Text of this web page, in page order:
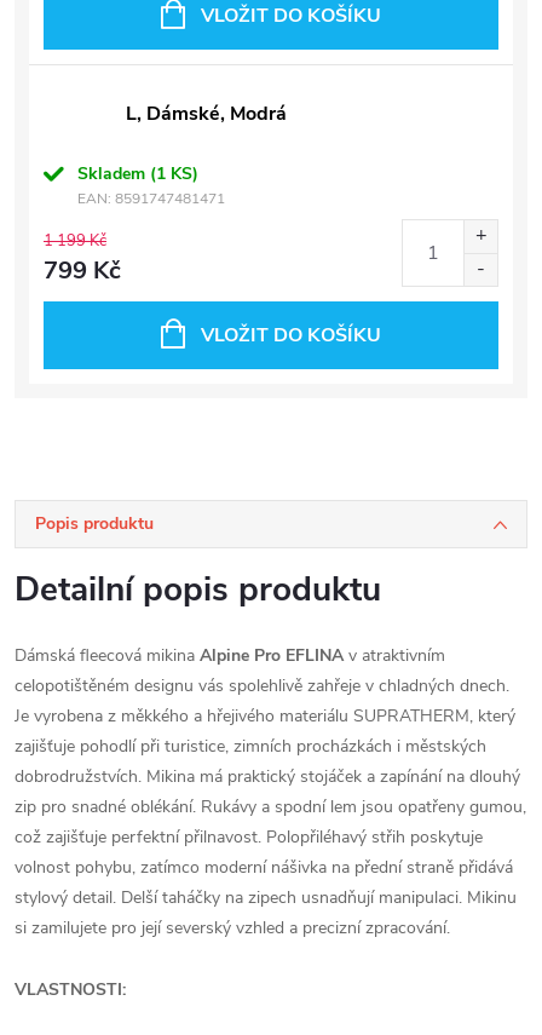
VLOŽIT DO KOŠÍKU
L, Dámské, Modrá
Skladem (1 KS)
EAN: 8591747481471
1 199 Kč
799 Kč
VLOŽIT DO KOŠÍKU
Popis produktu
Detailní popis produktu
Dámská fleecová mikina Alpine Pro EFLINAv atraktivním
celopotištěném designu vás spolehlivě zahřeje v chladných dnech.
Je vyrobena z měkkého a hřejivého materiálu SUPRATHERM, který
zajišťuje pohodlí při turistice, zimních procházkách i městských
dobrodružstvích. Mikina má praktický stojáček a zapínání na dlouhý
zip pro snadné oblékání. Rukávy a spodní lem jsou opatřeny gumou,
což zajišťuje perfektní přilnavost. Polopřiléhavý střih poskytuje
volnost pohybu, zatímco moderní nášivka na přední straně přidává
stylový detail. Delší taháčky na zipech usnadňují manipulaci. Mikinu
si zamilujete pro její severský vzhled a precizní zpracování.
VLASTNOSTI: